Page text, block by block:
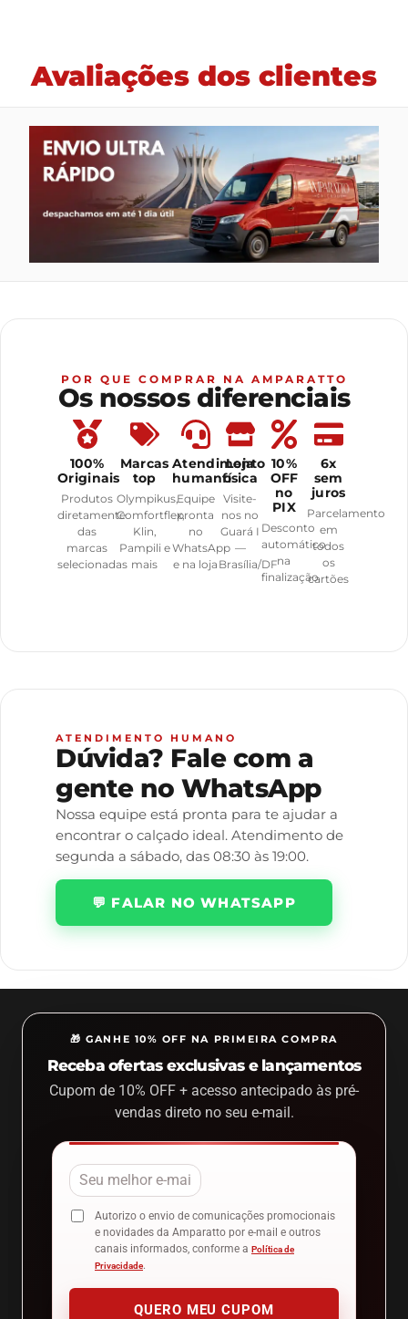
Avaliações dos clientes
POR QUE COMPRAR NA AMPARATTO
Os nossos diferenciais
100%
Originais
Produtos
diretamente
das
marcas
selecionadas
Marcas
top
Olympikus,
Comfortflex,
Klin,
Pampili e
mais
Atendimento
humano
Equipe
pronta
no
WhatsApp
e na loja
Loja
física
Visite-
nos no
Guará I
—
Brasília/DF
10%
OFF
no
PIX
Desconto
automático
na
finalização
6x
sem
juros
Parcelamento
em
todos
os
cartões
ATENDIMENTO HUMANO
Dúvida? Fale com a
gente no WhatsApp
Nossa equipe está pronta para te ajudar a
encontrar o calçado ideal. Atendimento de
segunda a sábado, das 08:30 às 19:00.
💬 FALAR NO WHATSAPP
🎁 GANHE 10% OFF NA PRIMEIRA COMPRA
Receba ofertas exclusivas e lançamentos
Cupom de 10% OFF + acesso antecipado às pré-
vendas direto no seu e-mail.
Autorizo o envio de comunicações promocionais
e novidades da Amparatto por e-mail e outros
canais informados, conforme a Política de
Privacidade.
QUERO MEU CUPOM